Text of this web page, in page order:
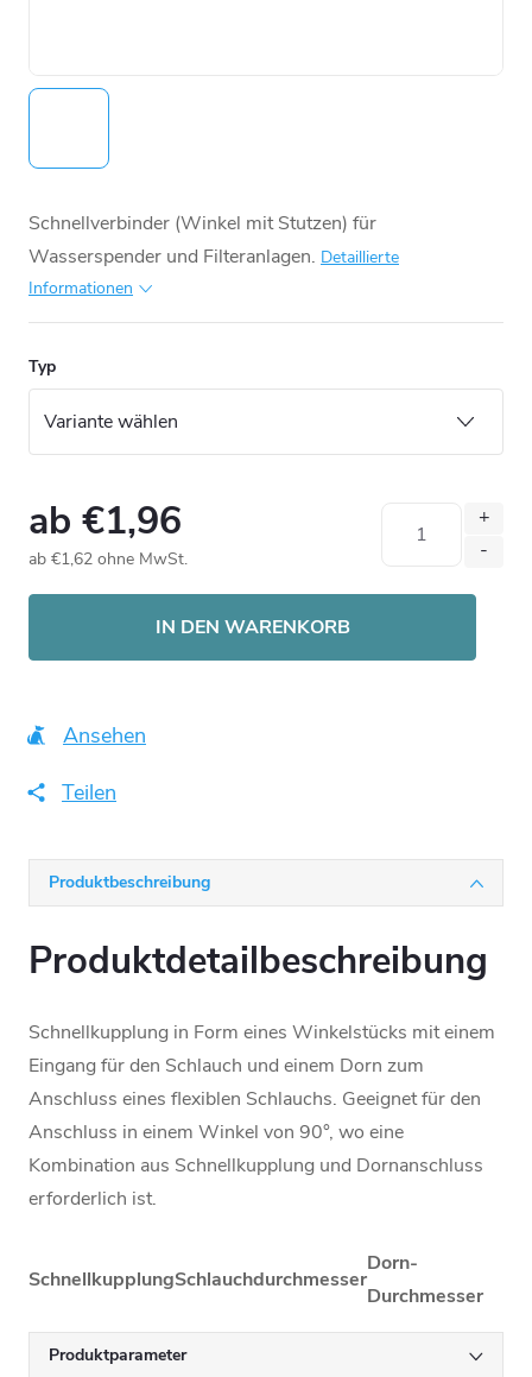
Schnellverbinder (Winkel mit Stutzen) für
Wasserspender und Filteranlagen. Detaillierte
Informationen
Typ
ab €1,96
ab €1,62 ohne MwSt.
IN DEN WARENKORB
Ansehen
Teilen
Produktbeschreibung
Produktdetailbeschreibung
Schnellkupplung in Form eines Winkelstücks mit einem
Eingang für den Schlauch und einem Dorn zum
Anschluss eines flexiblen Schlauchs. Geeignet für den
Anschluss in einem Winkel von 90°, wo eine
Kombination aus Schnellkupplung und Dornanschluss
erforderlich ist.
SchnellkupplungSchlauchdurchmesser
Dorn-
Durchmesser
6x6
1/4"– 6,35 mm
1/4"– 6,35 mm
10x10
3/8" – 9,52 mm 3/8" – 9,52 mm
Produktparameter